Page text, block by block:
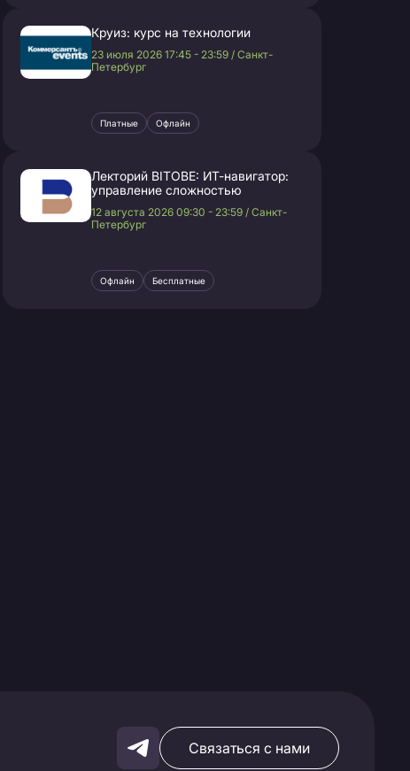
Круиз: курс на технологии
23 июля 2026 17:45 - 23:59 / Санкт-
Петербург
Платные Офлайн
Лекторий BITOBE: ИТ-навигатор:
управление сложностью
12 августа 2026 09:30 - 23:59 / Санкт-
Петербург
Офлайн Бесплатные
Связаться с нами